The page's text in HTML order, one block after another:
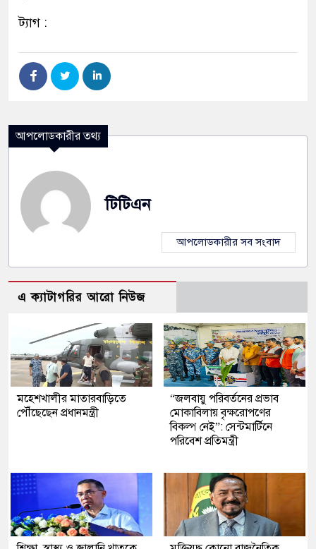
ট্যাগ :
আপলোডকারীর তথ্য
টিটিএন
আপলোডকারীর সব সংবাদ
এ ক্যাটাগরির আরো নিউজ
মহেশখালীর মাতারবাড়িতে
পৌঁছেছেন প্রধানমন্ত্রী
“জলবায়ু পরিবর্তনের প্রভাব
মোকাবিলায় বৃক্ষরোপণের
বিকল্প নেই”: সেন্টমার্টিনে
পরিবেশ প্রতিমন্ত্রী